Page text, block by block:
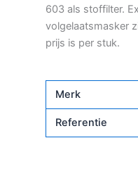
603 als stoffilter.
volgelaatsmasker
prijs is per stuk.
Merk
Referentie